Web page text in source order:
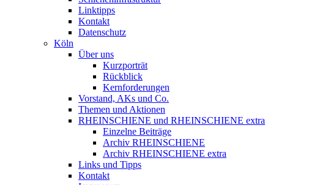
Linktipps
Kontakt
Datenschutz
Köln
Über uns
Kurzporträt
Rückblick
Kernforderungen
Vorstand, AKs und Co.
Themen und Aktionen
RHEINSCHIENE und RHEINSCHIENE extra
Einzelne Beiträge
Archiv RHEINSCHIENE
Archiv RHEINSCHIENE extra
Links und Tipps
Kontakt